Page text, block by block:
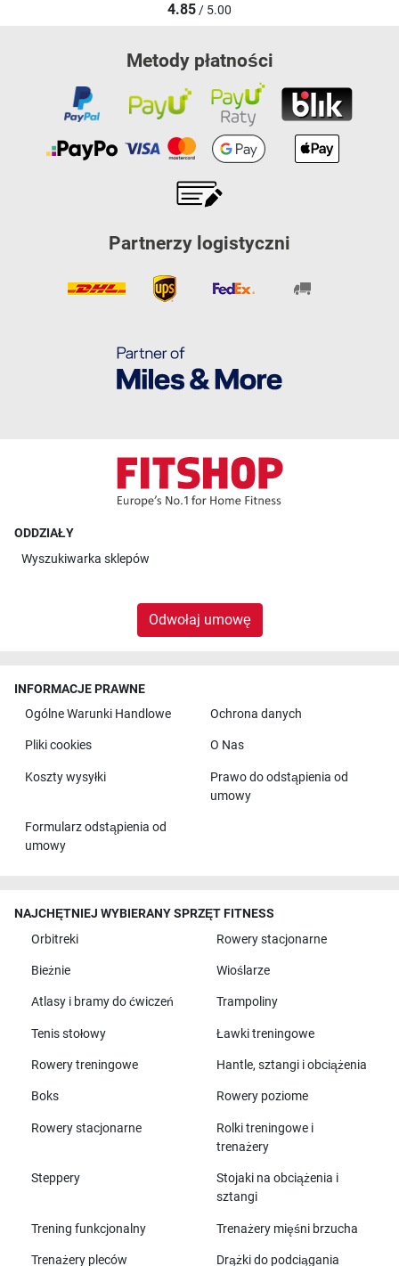
4.85/ 5.00
Metody płatności
Partnerzy logistyczni
ODDZIAŁY
Wyszukiwarka sklepów
Odwołaj umowę
INFORMACJE PRAWNE
Ogólne Warunki Handlowe
Ochrona danych
Pliki cookies O Nas
Koszty wysyłki
Prawo do odstąpienia od
umowy
Formularz odstąpienia od
umowy
NAJCHĘTNIEJ WYBIERANY SPRZĘT FITNESS
Orbitreki
Rowery stacjonarne
Bieżnie Wioślarze
Atlasy i bramy do ćwiczeń Trampoliny
Tenis stołowy Ławki treningowe
Rowery treningowe Hantle, sztangi i obciążenia
Boks Rowery poziome
Rowery stacjonarne
Rolki treningowe i
trenażery
Steppery
Stojaki na obciążenia i
sztangi
Trening funkcjonalny Trenażery mięśni brzucha
Trenażery pleców Drążki do podciągania